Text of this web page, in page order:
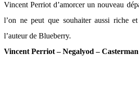
Vincent Perriot d’amorcer un nouveau
l’on ne peut que souhaiter aussi riche
l’auteur de Blueberry.
Vincent Perriot – Negalyod – Casterman